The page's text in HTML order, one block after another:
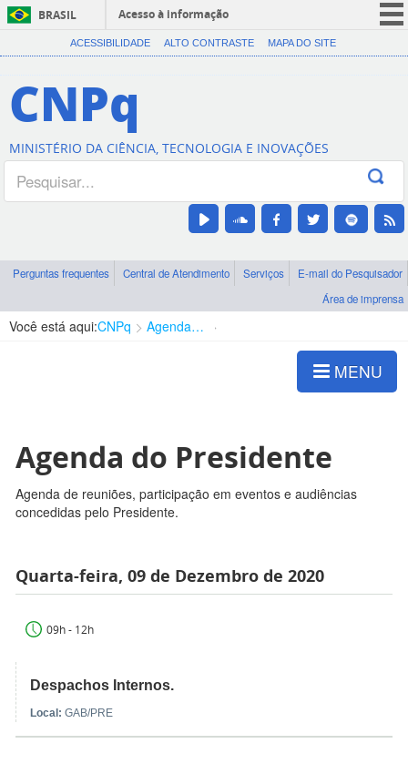
BRASIL
Acesso à informação
CORONAVÍRUS (COVID-19)
Canais
ACESSIBILIDADE ALTO CONTRASTE MAPA DO SITE
CNPq
MINISTÉRIO DA CIÊNCIA, TECNOLOGIA E INOVAÇÕES
Perguntas frequentes Central de Atendimento Serviços
E-mail do Pesquisador
Área de imprensa
Você está aqui:CNPq Agenda de autoridades
MENU
Agenda do Presidente
Agenda de reuniões, participação em eventos e audiências
concedidas pelo Presidente.
Quarta-feira, 09 de Dezembro de 2020
09h - 12h
Despachos Internos.
Local: GAB/PRE